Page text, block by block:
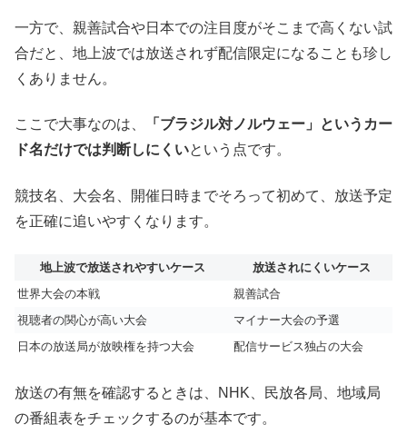
一方で、親善試合や日本での注目度がそこまで高くない試
合だと、地上波では放送されず配信限定になることも珍し
くありません。
ここで大事なのは、
「ブラジル対ノルウェー」というカー
ド名だけでは判断しにくいという点です。
競技名、大会名、開催日時までそろって初めて、放送予定
を正確に追いやすくなります。
地上波で放送されやすいケース
放送されにくいケース
世界大会の本戦
親善試合
視聴者の関心が高い大会
マイナー大会の予選
日本の放送局が放映権を持つ大会
配信サービス独占の大会
放送の有無を確認するときは、NHK、民放各局、地域局
の番組表をチェックするのが基本です。